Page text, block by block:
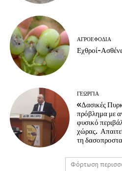
ΑΓΡΟΕΦΌΔΙΑ
Εχθροί-
ΓΕΩΡΓΊΑ
«Δασικές
πρόβλημα με
φυσικό
χώρας.
τη
Φόρτωση